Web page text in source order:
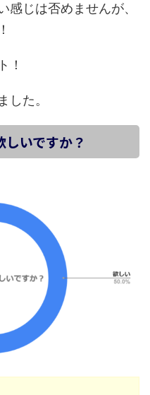
感じは否めませんが、
！
した。
いですか？